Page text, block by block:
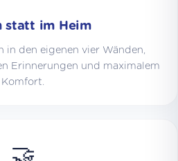
statt im Heim
in den eigenen vier Wänden,
Erinnerungen und maximalem
Komfort.
🤝